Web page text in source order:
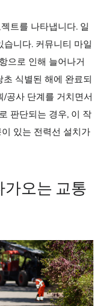
트를 나타냅니다. 일
니다. 커뮤니티 마일
으로 인해 늘어나거
식별된 해에 완료되
공사 단계를 거치면서
판단되는 경우, 이 작
있는 전력선 설치가
오는 교통